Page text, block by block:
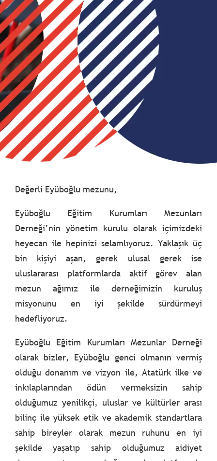
Değerli Eyüboğlu mezunu,
Eyüboğlu Eğitim Kurumları Mezunları
Derneği’nin yönetim kurulu olarak içimizdeki
heyecan ile hepinizi selamlıyoruz. Yaklaşık üç
bin kişiyi aşan, gerek ulusal gerek ise
uluslararası platformlarda aktif görev alan
mezun ağımız ile derneğimizin kuruluş
misyonunu en iyi şekilde sürdürmeyi
hedefliyoruz.
Eyüboğlu Eğitim Kurumları Mezunlar Derneği
olarak bizler, Eyüboğlu genci olmanın vermiş
olduğu donanım ve vizyon ile, Atatürk ilke ve
inkılaplarından ödün vermeksizin sahip
olduğumuz yenilikçi, uluslar ve kültürler arası
bilinç ile yüksek etik ve akademik standartlara
sahip bireyler olarak mezun ruhunu en iyi
şekilde yaşatıp sahip olduğumuz aidiyet